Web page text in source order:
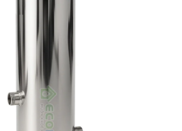
hoạt
gia đình
ion kiềm công nghiệp
ion kiềm gia đình
công nghiệp
công nghiệp
nước